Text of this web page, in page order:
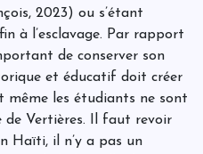
2023) ou s’étant
à l’esclavage. Par rapport
de conserver son
et éducatif doit créer
même les étudiants ne sont
Vertières. Il faut revoir
Haïti, il n’y a pas un